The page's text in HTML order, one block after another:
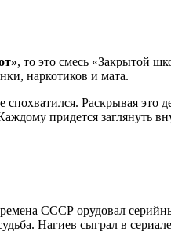
, то это смесь «Закрытой
наркотиков и мата.
Раскрывая это
придется заглянуть
СССР орудовал
Нагиев сыграл в